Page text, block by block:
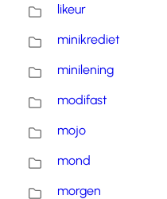
likeur
minikrediet
minilening
modifast
mojo
mond
morgen